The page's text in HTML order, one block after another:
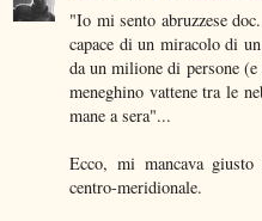
"Io mi sento abruzzese
capace di un miracolo di
da un milione di persone
meneghino vattene tra le
mane a sera"...
Ecco, mi mancava
centro-meridionale.